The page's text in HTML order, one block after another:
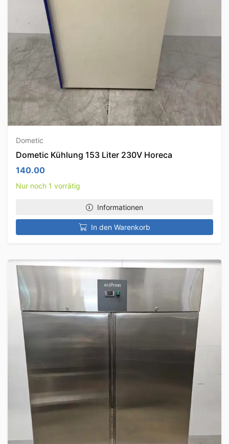
Dometic
Dometic Kühlung 153 Liter 230V Horeca
140.00
Nur noch 1 vorrätig
Informationen
In den Warenkorb